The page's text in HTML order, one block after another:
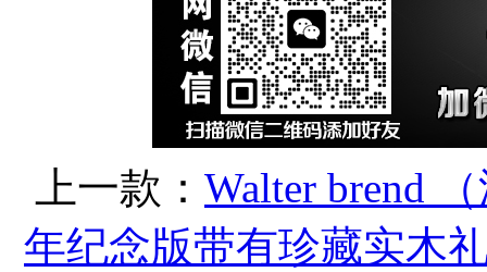
上一款： Walter brend
年纪念版带有珍藏实木